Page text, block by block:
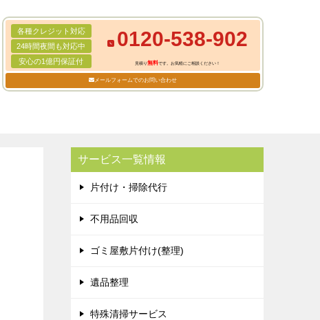
各種クレジット対応
24時間夜間も対応中
安心の1億円保証付
0120-538-902
見積り無料です。お気軽にご相談ください！
メールフォームでのお問い合わせ
サービス一覧情報
片付け・掃除代行
不用品回収
ゴミ屋敷片付け(整理)
遺品整理
特殊清掃サービス